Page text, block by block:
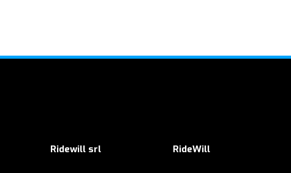
Ridewill srl RideWill